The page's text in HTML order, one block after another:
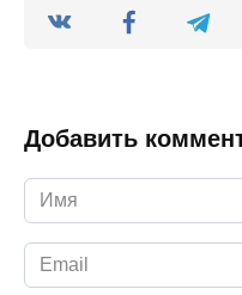
Добавить
Имя
*
Email
*